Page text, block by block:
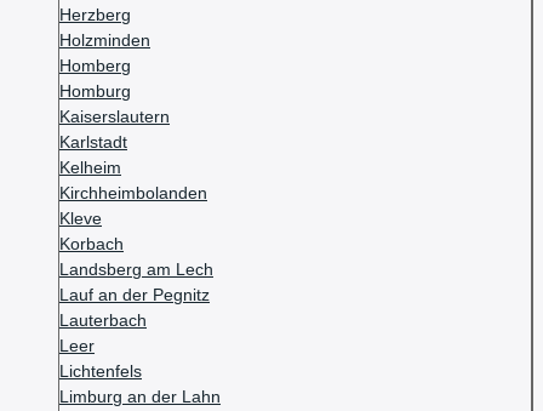
Herzberg
Holzminden
Homberg
Homburg
Kaiserslautern
Karlstadt
Kelheim
Kirchheimbolanden
Kleve
Korbach
Landsberg am Lech
Lauf an der Pegnitz
Lauterbach
Leer
Lichtenfels
Limburg an der Lahn